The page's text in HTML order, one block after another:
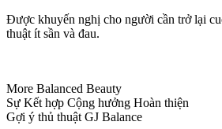
Được khuyến nghị cho người cần trở lại
thuật ít sần và đau.
More Balanced Beauty
Sự Kết hợp Cộng hưởng Hoàn thiện
Gợi ý thủ thuật GJ Balance